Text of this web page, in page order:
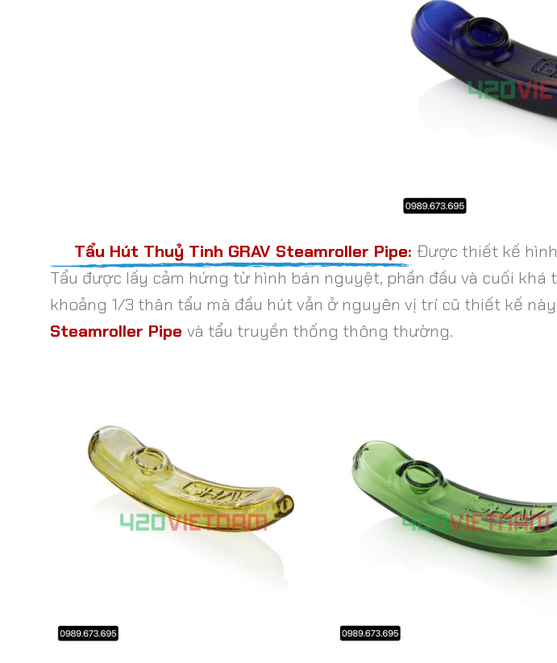
Tẩu Hút Thuỷ Tinh GRAV Steamroller Pipe: Được thiết kế
Tẩu được lấy cảm hứng từ hình bán nguyệt, phần đầu và cuối
khoảng 1/3 thân tẩu mà đầu hút vẫn ở nguyên vị trí cũ thiết kế
Steamroller Pipe và tẩu truyền thống thông thường.